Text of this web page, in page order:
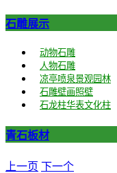
石雕展示
动物石雕
人物石雕
凉亭喷泉景观园林
石雕壁画照壁
石龙柱华表文化柱
青石板材
上一页 下一个